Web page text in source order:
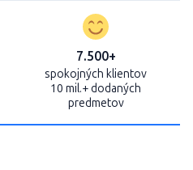
7.500+
spokojných klientov
10 mil.+ dodaných
predmetov